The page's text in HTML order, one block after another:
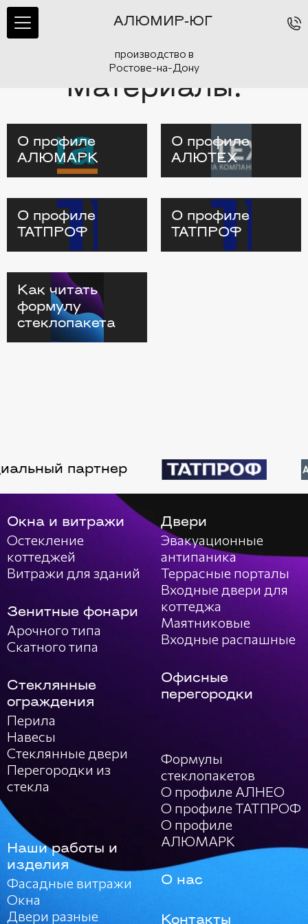
АЛЮМИР-ЮГ
производство в
Ростове-на-Дону
Материалы:
О профиле
АЛЮМАРК
О профиле
АЛЮТЕХ
О профиле
ТАТПРОФ
О профиле
ТАТПРОФ
Как читать
формулу
стеклопакета
партнер
Окна и витражи
Остекление
коттеджей
Витражи для зданий
Двери
Эвакуационные
антипаника
Террасные порталы
Входные двери для
коттеджа
Маятниковые
Входные распашные
Зенитные фонари
Арочного типа
Скатного типа
Офисные
перегородки
Стеклянные
ограждения
Перила
Навесы
Стеклянные двери
Перегородки из
стекла
Формулы
стеклопакетов
О профиле АЛНЕО
О профиле ТАТПРОФ
О профиле
АЛЮМАРК
Наши работы и
изделия
Фасадные витражи
Окна
Двери разные
О нас
Контакты